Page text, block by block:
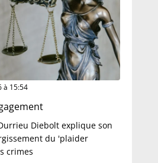
à 15:54
Diebolt explique son
du 'plaider
crimes